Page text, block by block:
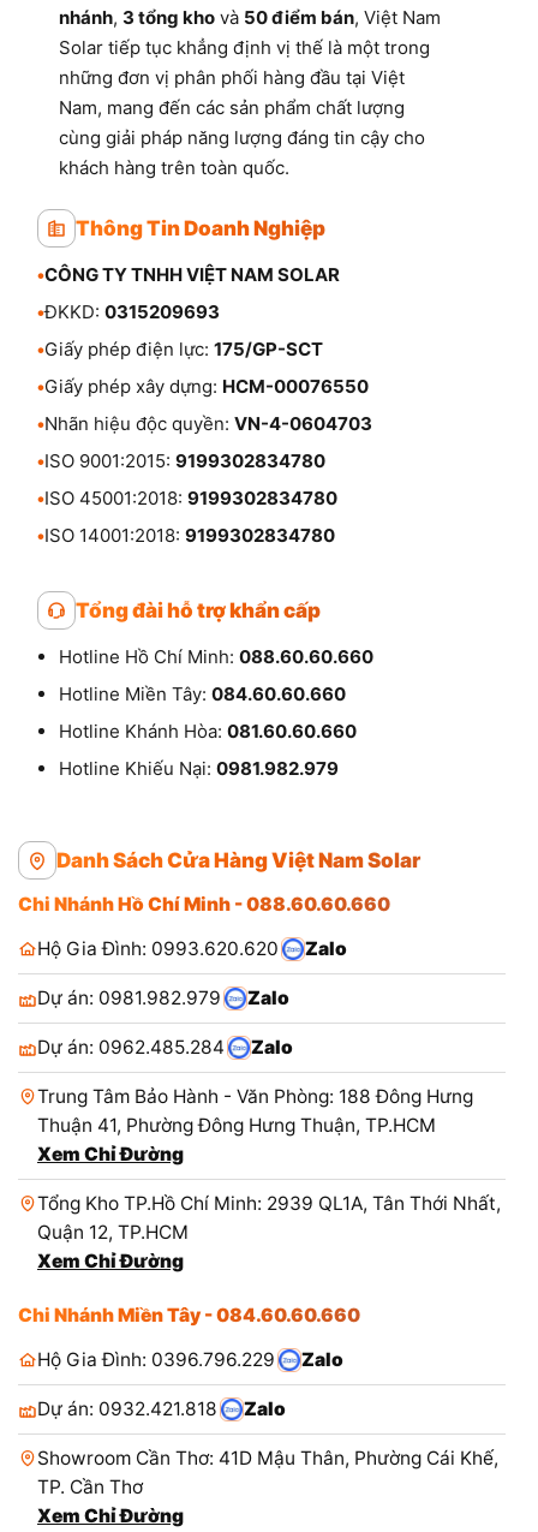
nhánh, 3 tổng kho và 50 điểm bán, Việt Nam
Solar tiếp tục khẳng định vị thế là một trong
những đơn vị phân phối hàng đầu tại Việt
Nam, mang đến các sản phẩm chất lượng
cùng giải pháp năng lượng đáng tin cậy cho
khách hàng trên toàn quốc.
Thông Tin Doanh Nghiệp
•CÔNG TY TNHH VIỆT NAM SOLAR
•ĐKKD: 0315209693
•Giấy phép điện lực: 175/GP-SCT
•Giấy phép xây dựng: HCM-00076550
•Nhãn hiệu độc quyền: VN-4-0604703
•ISO 9001:2015: 9199302834780
•ISO 45001:2018: 9199302834780
•ISO 14001:2018: 9199302834780
Tổng đài hỗ trợ khẩn cấp
Hotline Hồ Chí Minh: 088.60.60.660
Hotline Miền Tây: 084.60.60.660
Hotline Khánh Hòa: 081.60.60.660
Hotline Khiếu Nại: 0981.982.979
Danh Sách Cửa Hàng Việt Nam Solar
Chi Nhánh Hồ Chí Minh - 088.60.60.660
Hộ Gia Đình: 0993.620.620
Zalo
Dự án: 0981.982.979 Zalo
Dự án: 0962.485.284 Zalo
Trung Tâm Bảo Hành - Văn Phòng: 188 Đông Hưng
Thuận 41, Phường Đông Hưng Thuận, TP.HCM
Xem Chỉ Đường
Tổng Kho TP.Hồ Chí Minh: 2939 QL1A, Tân Thới Nhất,
Quận 12, TP.HCM
Xem Chỉ Đường
Chi Nhánh Miền Tây - 084.60.60.660
Hộ Gia Đình: 0396.796.229
Zalo
Dự án: 0932.421.818 Zalo
Showroom Cần Thơ: 41D Mậu Thân, Phường Cái Khế,
TP. Cần Thơ
Xem Chỉ Đường